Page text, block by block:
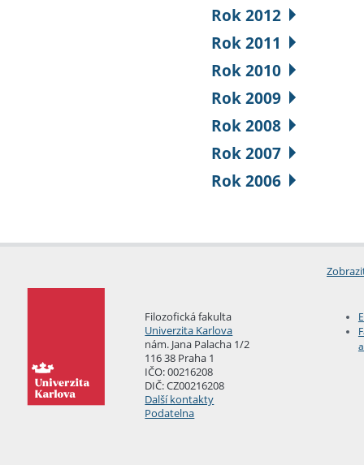
Rok 2012
Rok 2011
Rok 2010
Rok 2009
Rok 2008
Rok 2007
Rok 2006
Filozofická fakulta
Univerzita Karlova
nám. Jana Palacha 1/2
116 38 Praha 1
IČO: 00216208
DIČ: CZ00216208
Další kontakty
Podatelna